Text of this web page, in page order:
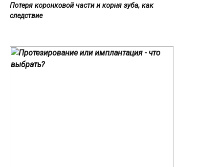
Потеря коронковой части и корня зуба, как
следствие